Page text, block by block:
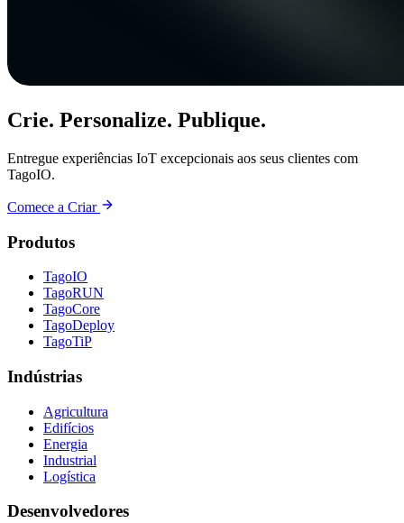
Crie. Personalize. Publique.
Entregue experiências IoT excepcionais aos seus clientes com
TagoIO.
Comece a Criar
Produtos
TagoIO
TagoRUN
TagoCore
TagoDeploy
TagoTiP
Indústrias
Agricultura
Edifícios
Energia
Industrial
Logística
Desenvolvedores